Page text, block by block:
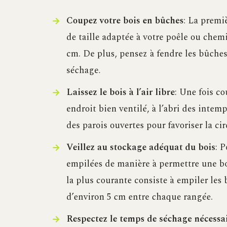
Coupez votre bois en bûches: La
de taille adaptée à votre poêle ou
cm. De plus, pensez à fendre les
séchage.
Laissez le bois à l’air libre: Une fois
endroit bien ventilé, à l’abri des
des parois ouvertes pour favoriser la
Veillez au stockage adéquat du bois:
empilées de manière à permettre une
la plus courante consiste à empiler les
d’environ 5 cm entre chaque rangée.
Respectez le temps de séchage